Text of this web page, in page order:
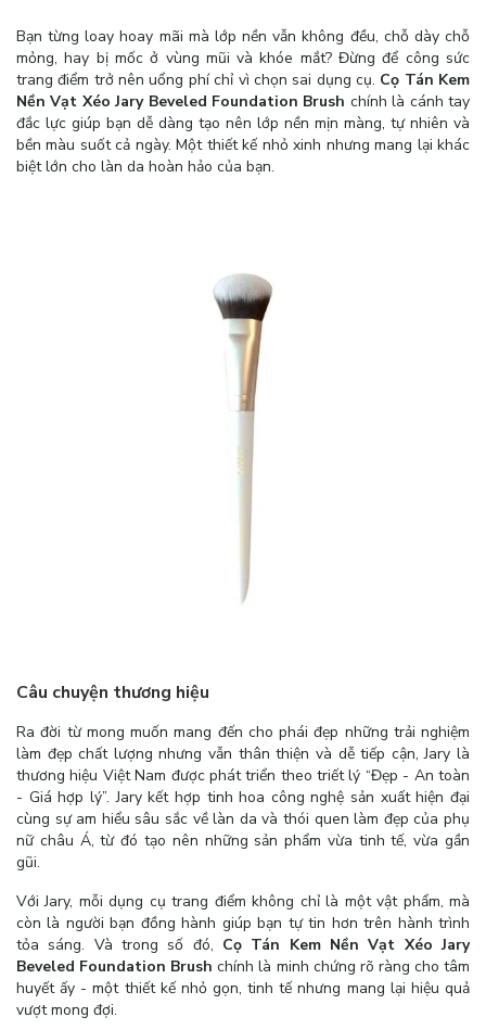
Bạn từng loay hoay mãi mà lớp nền vẫn không đều, chỗ dày chỗ
mỏng, hay bị mốc ở vùng mũi và khóe mắt? Đừng để công sức
trang điểm trở nên uổng phí chỉ vì chọn sai dụng cụ. Cọ Tán Kem
Nền Vạt Xéo Jary Beveled Foundation Brush chính là cánh tay
đắc lực giúp bạn dễ dàng tạo nên lớp nền mịn màng, tự nhiên và
bền màu suốt cả ngày. Một thiết kế nhỏ xinh nhưng mang lại khác
biệt lớn cho làn da hoàn hảo của bạn.
Câu chuyện thương hiệu
Ra đời từ mong muốn mang đến cho phái đẹp những trải nghiệm
làm đẹp chất lượng nhưng vẫn thân thiện và dễ tiếp cận, Jary là
thương hiệu Việt Nam được phát triển theo triết lý “Đẹp - An toàn
- Giá hợp lý”. Jary kết hợp tinh hoa công nghệ sản xuất hiện đại
cùng sự am hiểu sâu sắc về làn da và thói quen làm đẹp của phụ
nữ châu Á, từ đó tạo nên những sản phẩm vừa tinh tế, vừa gần
gũi.
Với Jary, mỗi dụng cụ trang điểm không chỉ là một vật phẩm, mà
còn là người bạn đồng hành giúp bạn tự tin hơn trên hành trình
tỏa sáng. Và trong số đó, Cọ Tán Kem Nền Vạt Xéo Jary
Beveled Foundation Brushchính là minh chứng rõ ràng cho tâm
huyết ấy - một thiết kế nhỏ gọn, tinh tế nhưng mang lại hiệu quả
vượt mong đợi.